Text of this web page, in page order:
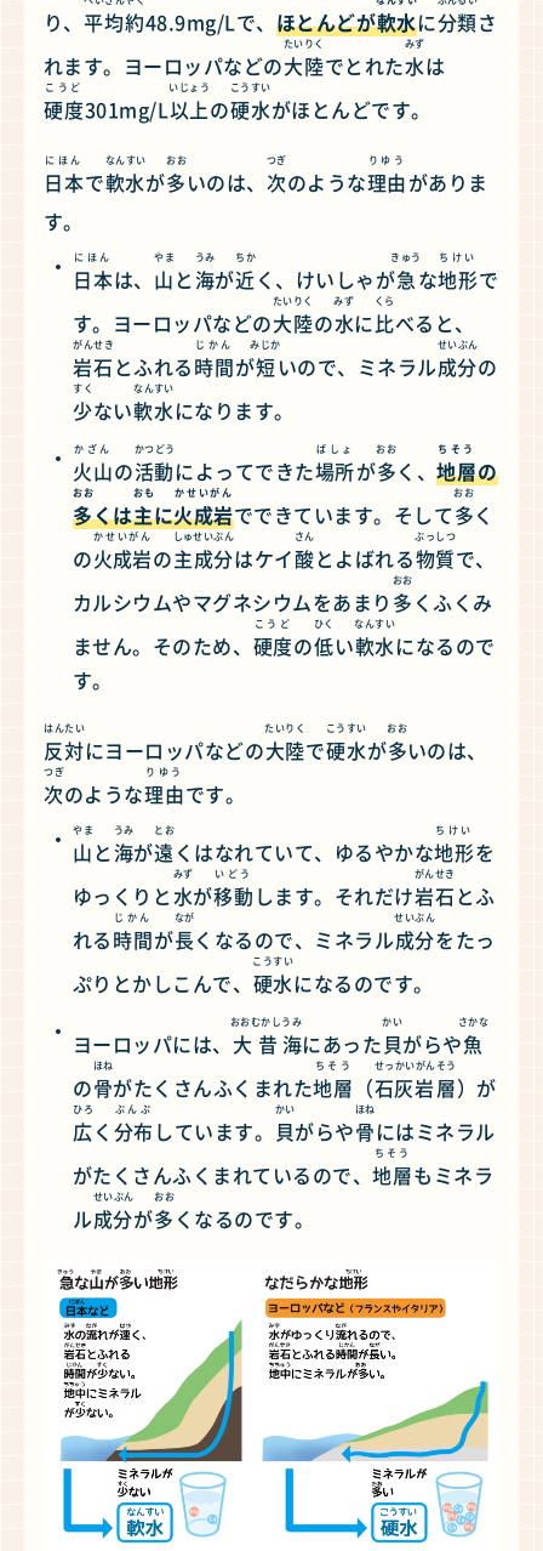
り、 平均約48.9mg/Lで、 ほとんどが軟水に分類さ
れます。ヨーロッパなどの大陸
たいりく
でとれた水
みず
は
硬度
こうど
301mg/L以上
いじょう
の硬水
こうすい
がほとんどです。
日本
にほん
で軟水
なんすい
が多
おお
いのは、 次
つぎ
のような理由
りゆう
がありま
す。
日本
にほん
は、 山
やま
と海
うみ
が近
ちか
く、けいしゃが急
きゅう
な地形
ちけい
で
す。ヨーロッパなどの大陸
たいりく
の水
みず
に比
くら
べると、
岩石
がんせき
とふれる時間
じかん
が短
みじか
いので、ミネラル成分
せいぶん
の
少
すく
ない軟水
なんすい
になります。
火山
かざん
の活動
かつどう
によってできた場所
ばしょ
が多
おお
く、地層
ちそう
の
多
おお
くは主
おも
に火成岩
かせいがん
でできています。そして多
おお
く
の火成岩
かせいがん
の主
しゅ
成分
せいぶん
はケイ酸
さん
とよばれる物質
ぶっしつ
で、
カルシウムやマグネシウムをあまり 多
おお
くふくみ
ません。そのため、 硬度
こうど
の低
ひく
い軟水
なんすい
になるので
す。
反対
はんたい
にヨーロッパなどの大陸
たいりく
で硬水
こうすい
が多
おお
いのは、
次
つぎ
のような理由
りゆう
です。
山
やま
と海
うみ
が遠
とお
くはなれていて、ゆるやかな地形
ちけい
を
ゆっくりと水
みず
が移動
いどう
します。それだけ岩石
がんせき
とふ
れる時間
じかん
が長
なが
くなるので、ミネラル成分
せいぶん
をたっ
ぷりとかしこんで、 硬水
こうすい
になるのです。
ヨーロッパには、 大昔
おおむかし
海
うみ
にあった貝
かい
がらや魚
さかな
の骨
ほね
がたくさんふくまれた地層
ちそう
（石灰岩
せっかいがん
層
そう
）が
広
ひろ
く 分布
ぶんぷ
しています。 貝
かい
がらや骨
ほね
にはミネラル
がたくさんふくまれているので、地層
ちそう
もミネラ
ル成分
せいぶん
が多
おお
くなるのです。